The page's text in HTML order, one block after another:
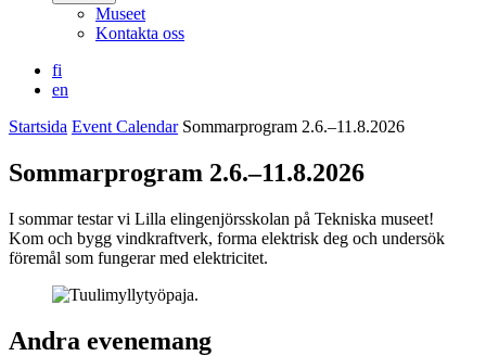
Museet
Kontakta oss
fi
en
Startsida Event Calendar Sommarprogram 2.6.–11.8.2026
Sommarprogram 2.6.–11.8.2026
I sommar testar vi Lilla elingenjörsskolan på Tekniska museet!
Kom och bygg vindkraftverk, forma elektrisk deg och undersök
föremål som fungerar med elektricitet.
Andra evenemang